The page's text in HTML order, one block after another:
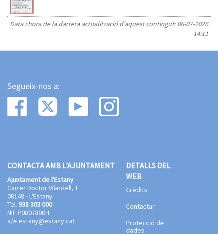
Data i hora de la darrera actualització d'aquest contingut:06-07-2026
14:11
Segueix-nos a:
CONTACTA AMB L'AJUNTAMENT
Ajuntament de l'Estany
Carrer Doctor Vilardell, 1
08148 - L'Estany
Tel. 938 303 000
NIF P0807800H
a/e estany@estany.cat
DETALLS DEL
WEB
Crèdits
Contactar
Protecció de
dades